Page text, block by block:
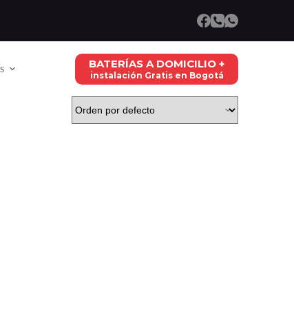
BATERÍAS A DOMICILIO +
instalación Gratis en Bogotá